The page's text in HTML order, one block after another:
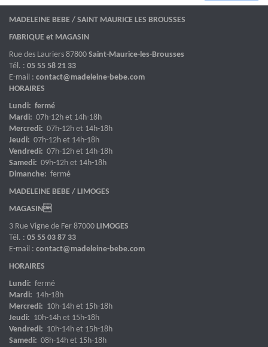
MADELEINE BEBE / SAINT MAURICE LES BROUSSES
FABRIQUE et MAGASIN
Rue des Lauriers 87800 Saint-Maurice-les-Brousses
Tél. : 05 55 58 21 33
E-mail : contact@madeleine-bebe.com
HORAIRES
Lundi: fermé
Mardi: 07h-12h et 14h-18h
Mercredi: 07h-12h et 14h-18h
Jeudi: 07h-12h et 14h-18h
Vendredi: 07h-12h et 14h-18h
Samedi: 09h-12h et 14h-18h
Dimanche: fermé
MADELEINE BEBE / LIMOGES
MAGASIN
3 Rue Vigne de Fer 87000 LIMOGES
Tél. : 05 55 03 87 33
E-mail : contact@madeleine-bebe.com
HORAIRES
Lundi: fermé
Mardi: 14h-18h
Mercredi: 10h-14h et 15h-18h
Jeudi: 10h-14h et 15h-18h
Vendredi: 10h-14h et 15h-18h
Samedi: 08h-14h et 15h-18h